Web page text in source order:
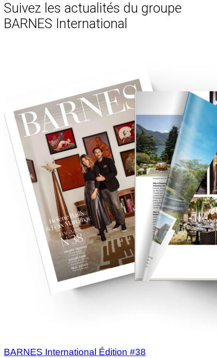
Suivez les actualités du groupe
BARNES International
BARNES International Édition #38